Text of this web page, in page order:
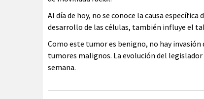
Al día de hoy, no se conoce la causa
desarrollo de las células, también influye el
Como este tumor es benigno, no hay
tumores malignos. La evolución del
semana.